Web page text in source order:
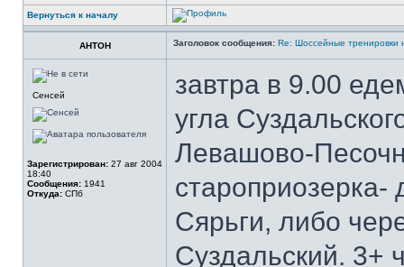
Вернуться к началу
AHTOH Заголовок сообщения: Re: Шоссейные тренировки
Сенсей
Зарегистрирован: 27 авг 2004
18:40
Сообщения: 1941
Откуда: СПб
завтра в 9.00
угла
Левашово-
староприозерка-
Сярьги, либо
Суздальский. 3+